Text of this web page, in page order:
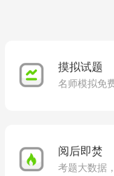
摸拟试题
名师模拟免
阅后即焚
考题大数据